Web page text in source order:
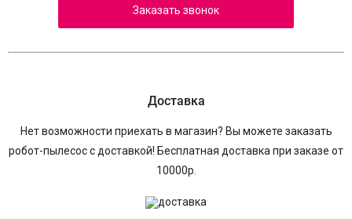
Заказать звонок
Доставка
Нет возможности приехать в магазин? Вы можете заказать
робот-пылесос с доставкой! Бесплатная доставка при заказе от
10000р.